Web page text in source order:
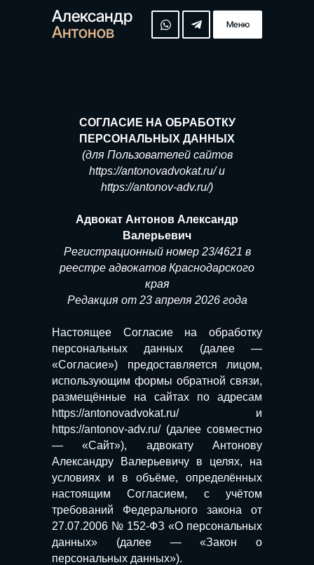
Александр
Антонов
Меню
СОГЛАСИЕ НА ОБРАБОТКУ
ПЕРСОНАЛЬНЫХ ДАННЫХ
(для Пользователей сайтов
https://antonovadvokat.ru/ и
https://antonov-adv.ru/)
Адвокат Антонов Александр
Валерьевич
Регистрационный номер 23/4621 в
реестре адвокатов Краснодарского
края
Редакция от 23 апреля 2026 года
Настоящее Согласие на обработку
персональных данных (далее —
«Согласие») предоставляется лицом,
использующим формы обратной связи,
размещённые на сайтах по адресам
https://antonovadvokat.ru/ и
https://antonov-adv.ru/ (далее совместно
— «Сайт»), адвокату Антонову
Александру Валерьевичу в целях, на
условиях и в объёме, определённых
настоящим Согласием, с учётом
требований Федерального закона от
27.07.2006 № 152-ФЗ «О персональных
данных» (далее — «Закон о
персональных данных»).